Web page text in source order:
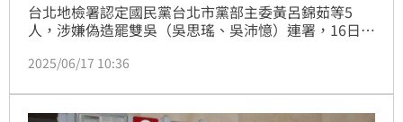
台北地檢署認定國民黨台北市黨部主委黃呂錦茹等5
人，涉嫌偽造罷雙吳（吳思瑤、吳沛憶）連署，16日依
銜人李孝亮，則因2月6日送件當天都在黨部抽菸，無法
貓說，李孝亮固然對罷免活動充滿熱情，但是罷免的本
2025/06/17 10:36